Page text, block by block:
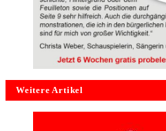
Weitere Artikel